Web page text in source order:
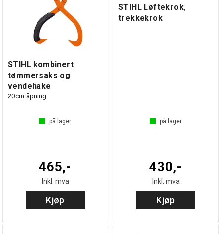
STIHL kombinert
tømmersaks og
vendehake
20cm åpning
på lager
465,-
Inkl. mva
Kjøp
STIHL Løftekrok,
trekkekrok
på lager
430,-
Inkl. mva
Kjøp